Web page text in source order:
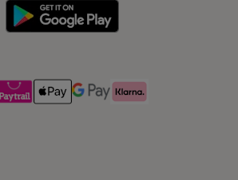
MethodMethod
Payment Method
Apple Pay Payment Method
Google Pay Payment Method
Klarna Payment Method